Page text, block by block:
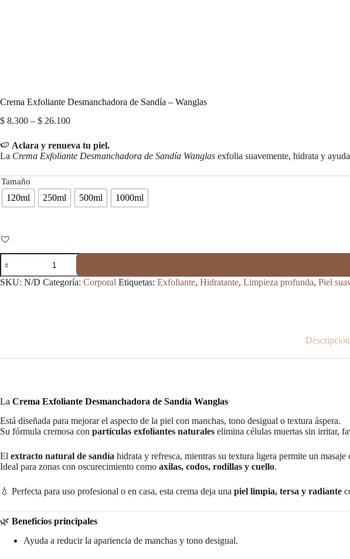
Crema Exfoliante Desmanchadora de Sandía – Wanglas
$ 8.300 – $ 26.100Price
$ 8.300
through
🍉 Aclara y renueva tu piel.
La Crema Exfoliante Desmanchadora de Sandía Wanglas exfolia suavemente, hidrata y
Tamaño
120ml 250ml 500ml 1000ml
Crema
Exfoliante
Desmanchadora
de
SKU: N/D Categoría: Corporal Etiquetas: Exfoliante, Hidratante, Limpieza profunda, Piel
Descripción
La Crema Exfoliante Desmanchadora de Sandía Wanglas
Está diseñada para mejorar el aspecto de la piel con manchas, tono desigual o textura áspera.
Su fórmula cremosa con partículas exfoliantes naturales elimina células muertas sin irritar,
El extracto natural de sandía hidrata y refresca, mientras su textura ligera permite un
Ideal para zonas con oscurecimiento como axilas, codos, rodillas y cuello.
💧 Perfecta para uso profesional o en casa, esta crema deja una piel limpia, tersa y radiante
🌿 Beneficios principales
Ayuda a reducir la apariencia de manchas y tono desigual.